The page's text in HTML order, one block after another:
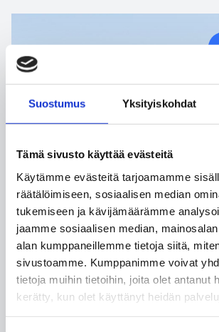
Suostumus Yksityiskohdat
Tämä sivusto käyttää evästeitä
Käytämme evästeitä tarjoamamme
räätälöimiseen, sosiaalisen median
tukemiseen ja kävijämäärämme
jaamme sosiaalisen median,
alan kumppaneillemme tietoja siitä,
sivustoamme. Kumppanimme voivat
tietoja muihin tietoihin, joita olet antanut
kerätty, kun olet käyttänyt heidän